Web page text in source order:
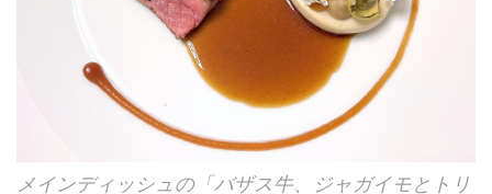
メインディッシュの「バザス牛、ジャガイモとトリ